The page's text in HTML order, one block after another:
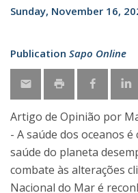
Sunday, November 16,
Publication Sapo Online
Artigo de Opinião por
- A saúde dos oceanos
saúde do planeta
combate às alterações
Nacional do Mar é